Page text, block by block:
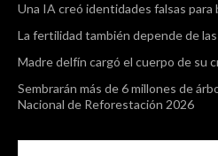
Una IA creó identidades falsas para
La fertilidad también depende de
Madre delfín cargó el cuerpo de su
Sembrarán más de 6 millones de
Nacional de Reforestación 2026